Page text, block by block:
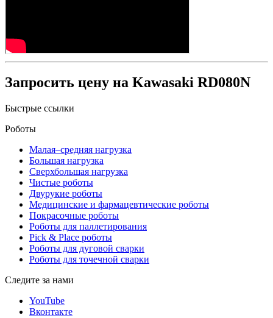
Запросить цену на Kawasaki RD080N
Быстрые ссылки
Роботы
Малая–средняя нагрузка
Большая нагрузка
Сверхбольшая нагрузка
Чистые роботы
Двурукие роботы
Медицинские и фармацевтические роботы
Покрасочные роботы
Роботы для паллетирования
Pick & Place роботы
Роботы для дуговой сварки
Роботы для точечной сварки
Следите за нами
YouTube
Вконтакте